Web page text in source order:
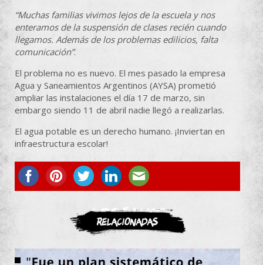
“Muchas familias vivimos lejos de la escuela y nos
enteramos de la suspensión de clases recién cuando
llegamos. Además de los problemas edilicios, falta
comunicación”.
El problema no es nuevo. El mes pasado la empresa
Agua y Saneamientos Argentinos (AYSA) prometió
ampliar las instalaciones el día 17 de marzo, sin
embargo siendo 11 de abril nadie llegó a realizarlas.
El agua potable es un derecho humano. ¡Inviertan en
infraestructura escolar!
ASOCIATE
Relacionadas